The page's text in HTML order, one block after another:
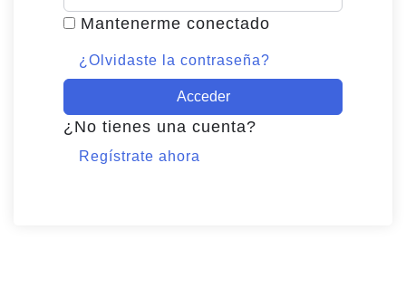
Mantenerme conectado
¿Olvidaste la contraseña?
Acceder
¿No tienes una cuenta?
Regístrate ahora